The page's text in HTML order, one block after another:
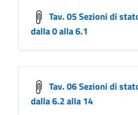
Tav. 05 Sezioni di
dalla 0 alla 6.1
Tav. 06 Sezioni di
dalla 6.2 alla 14